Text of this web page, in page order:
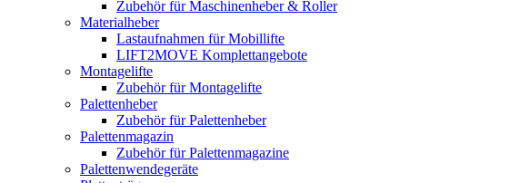
Zubehör für Maschinenheber & Roller
Materialheber
Lastaufnahmen für Mobillifte
LIFT2MOVE Komplettangebote
Montagelifte
Zubehör für Montagelifte
Palettenheber
Zubehör für Palettenheber
Palettenmagazin
Zubehör für Palettenmagazine
Palettenwendegeräte